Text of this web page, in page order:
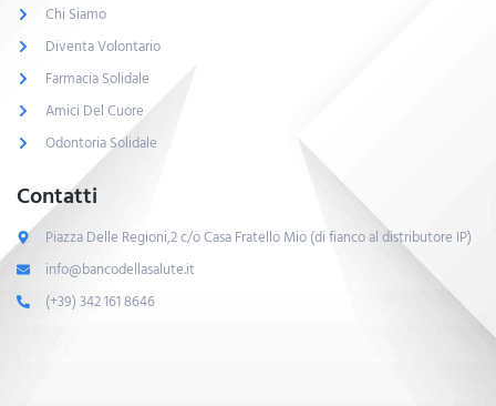
Chi Siamo
Diventa Volontario
Farmacia Solidale
Amici Del Cuore
Odontoria Solidale
Contatti
Piazza Delle Regioni,2 c/o Casa Fratello Mio (di fianco al distributore IP)
info@bancodellasalute.it
(+39) 342 161 8646